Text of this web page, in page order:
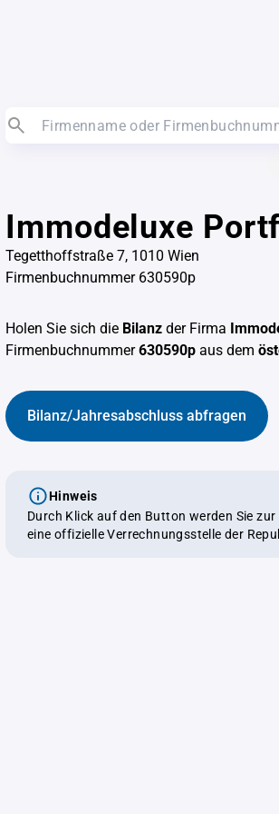
Immodeluxe
Tegetthoffstraße 7, 1010 Wien
Firmenbuchnummer 630590p
Holen Sie sich die Bilanz der Firma
Firmenbuchnummer630590p aus dem
Bilanz/Jahresabschluss abfragen
Hinweis
Durch Klick auf den Button werden Sie zur
eine offizielle Verrechnungsstelle der